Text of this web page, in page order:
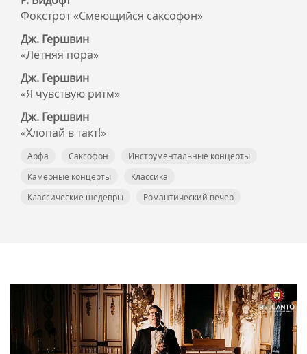
Фокстрот «Смеющийся саксофон»
Дж. Гершвин
«Летняя пора»
Дж. Гершвин
«Я чувствую ритм»
Дж. Гершвин
«Хлопай в такт!»
Арфа Саксофон
Инструментальные концерты
Камерные концерты
Классика
Классические шедевры
Романтический вечер